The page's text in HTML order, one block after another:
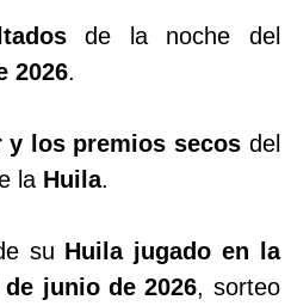
de la noche del
2026.
y los premios secosdel
la Huila.
su Huila jugado en la
junio de 2026, sorteo